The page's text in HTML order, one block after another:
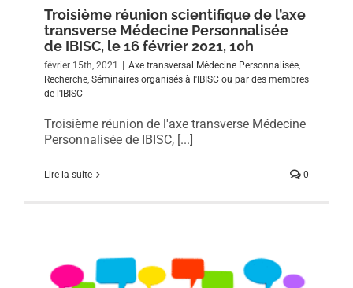
Troisième réunion scientifique de l’axe
transverse Médecine Personnalisée
de IBISC, le 16 février 2021, 10h
février 15th, 2021 Axe transversal Médecine Personnalisée,
Recherche, Séminaires organisés à l'IBISC ou par des membres
de l'IBISC
Troisième réunion de l'axe transverse Médecine
Personnalisée de IBISC, [...]
Lire la suite 0